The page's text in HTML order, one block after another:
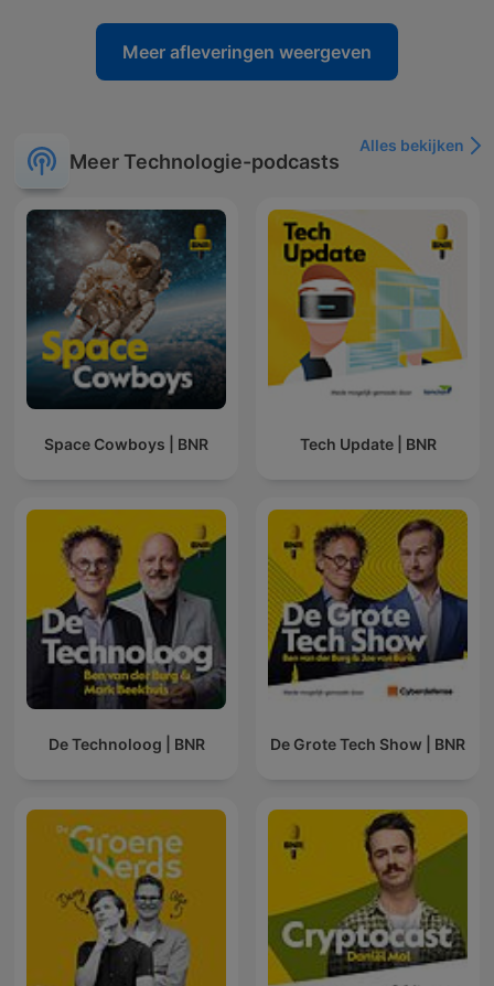
Meer afleveringen weergeven
Meer Technologie-podcasts
Alles bekijken
Space Cowboys | BNR Tech Update | BNR
De Technoloog | BNR De Grote Tech Show | BNR